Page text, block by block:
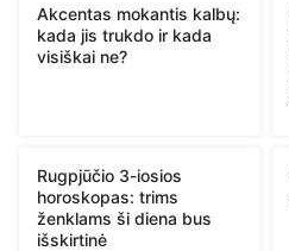
Akcentas mokantis kalbų:
kada jis trukdo ir kada
visiškai ne?
Rugpjūčio 3-iosios
horoskopas: trims
ženklams ši diena bus
išskirtinė